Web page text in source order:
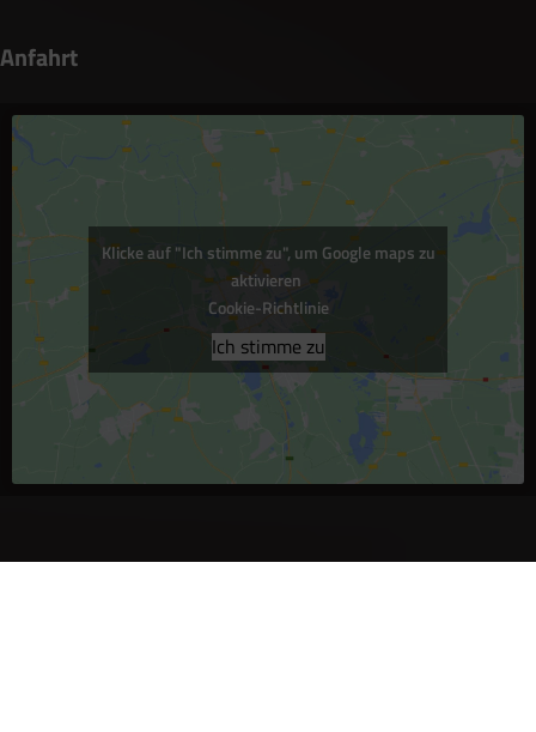
Anfahrt
Klicke auf "Ich stimme zu", um Google maps zu
aktivieren
Cookie-Richtlinie
Ich stimme zu